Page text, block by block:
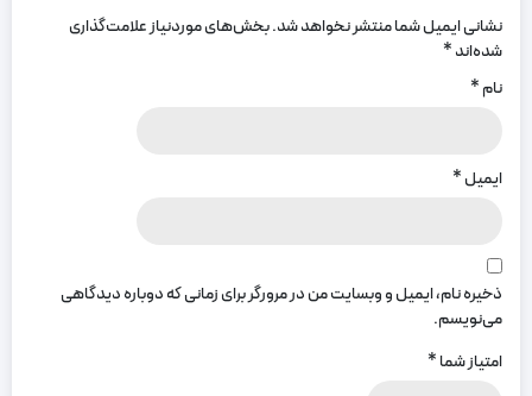
نشانی ایمیل شما منتشر نخواهد شد.بخش‌های موردنیاز علامت‌گذاری
شده‌اند*
نام*
ایمیل*
ذخیره نام، ایمیل و وبسایت من در مرورگر برای زمانی که دوباره دیدگاهی
می‌نویسم.
امتیاز شما*